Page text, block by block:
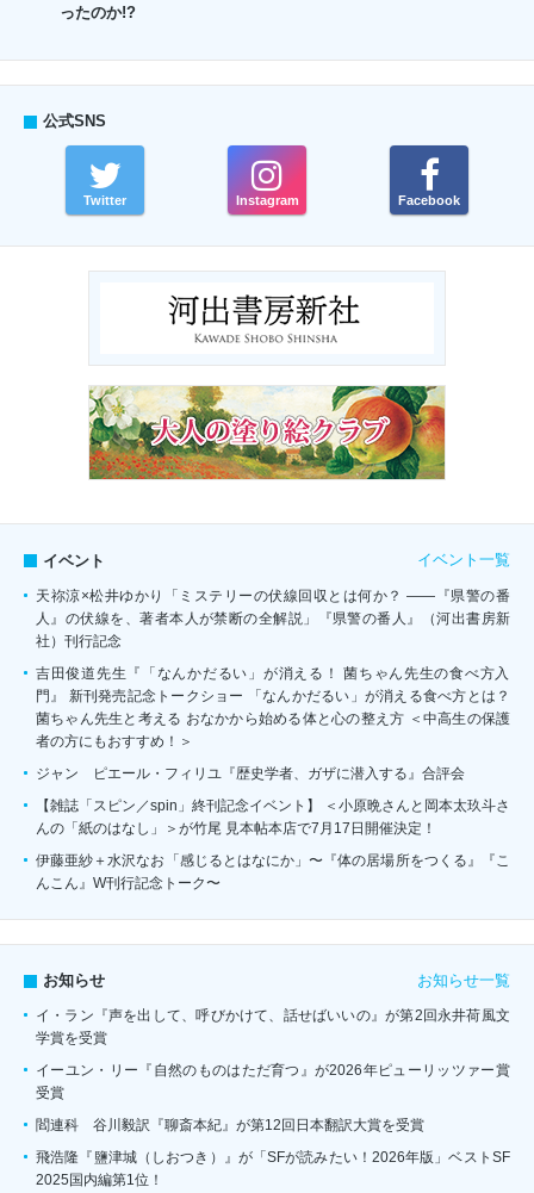
ったのか!?
公式SNS
Twitter Instagram Facebook
イベント イベント一覧
天祢涼×松井ゆかり「ミステリーの伏線回収とは何か？ ――『県警の番
人』の伏線を、著者本人が禁断の全解説」『県警の番人』（河出書房新
社）刊行記念
吉田俊道先生『「なんかだるい」が消える！ 菌ちゃん先生の食べ方入
門』 新刊発売記念トークショー 「なんかだるい」が消える食べ方とは？
菌ちゃん先生と考える おなかから始める体と心の整え方 ＜中高生の保護
者の方にもおすすめ！＞
ジャン゠ピエール・フィリユ『歴史学者、ガザに潜入する』合評会
【雑誌「スピン／spin」終刊記念イベント】 ＜小原晩さんと岡本太玖斗さ
んの「紙のはなし」＞が竹尾 見本帖本店で7月17日開催決定！
伊藤亜紗＋水沢なお「感じるとはなにか」〜『体の居場所をつくる』『こ
んこん』W刊行記念トーク〜
お知らせ お知らせ一覧
イ・ラン『声を出して、呼びかけて、話せばいいの』が第2回永井荷風文
学賞を受賞
イーユン・リー『自然のものはただ育つ』が2026年ピューリッツァー賞
受賞
閻連科 谷川毅訳『聊斎本紀』が第12回日本翻訳大賞を受賞
飛浩隆『鹽津城（しおつき）』が「SFが読みたい！2026年版」ベストSF
2025国内編第1位！